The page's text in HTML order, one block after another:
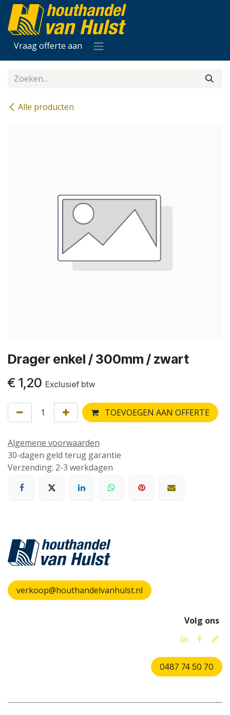
Overslaan naar inhoud
Vraag offerte aan
Alle producten
Drager enkel / 300mm / zwart
€ 1,20 Exclusief btw
TOEVOEGEN AAN OFFERTE
Algemene voorwaarden
30-dagen geld terug garantie
Verzending: 2-3 werkdagen
verkoop@houthandelvanhulst.nl
Volg ons
0487 74 50 70